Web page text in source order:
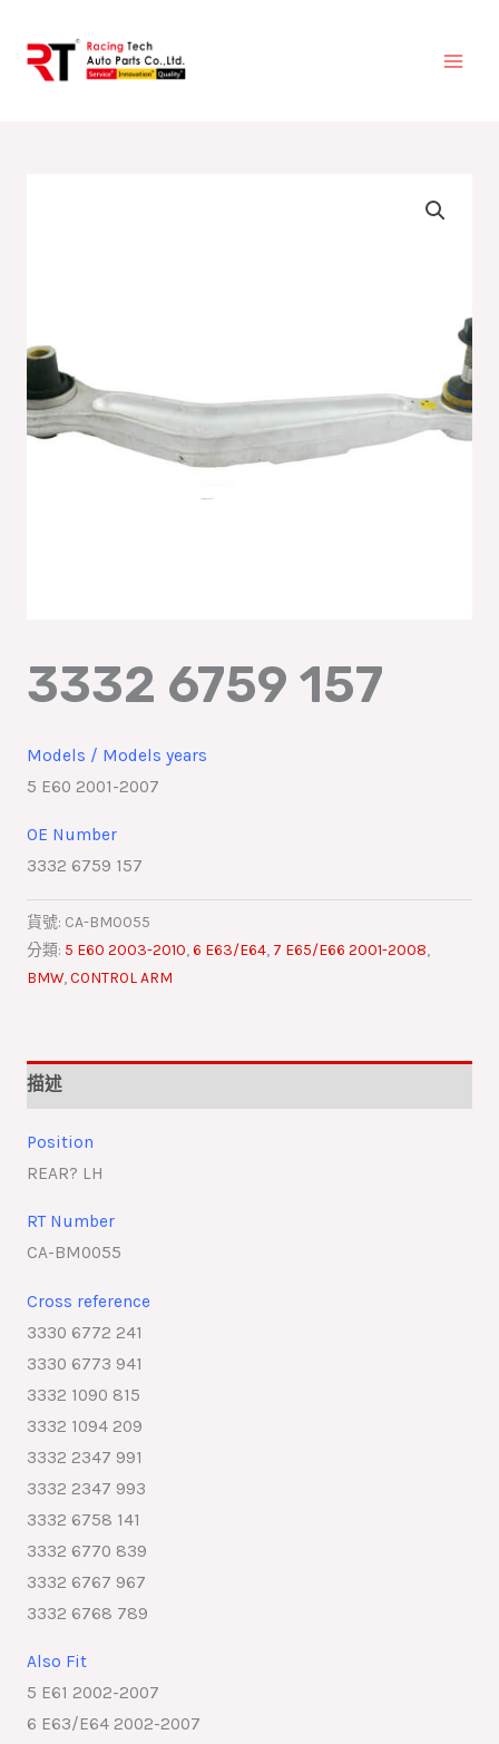
3332 6759 157
Models / Models years
5 E60 2001-2007
OE Number
3332 6759 157
貨號: CA-BM0055
分類: 5 E60 2003-2010,6 E63/E64, 7 E65/E66 2001-2008,
BMW,CONTROL ARM
描述
Position
REAR? LH
RT Number
CA-BM0055
Cross reference
3330 6772 241
3330 6773 941
3332 1090 815
3332 1094 209
3332 2347 991
3332 2347 993
3332 6758 141
3332 6770 839
3332 6767 967
3332 6768 789
Also Fit
5 E61 2002-2007
6 E63/E64 2002-2007